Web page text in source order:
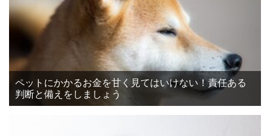
ペットにかかるお金を甘く見てはいけない！責任ある
判断と備えをしましょう